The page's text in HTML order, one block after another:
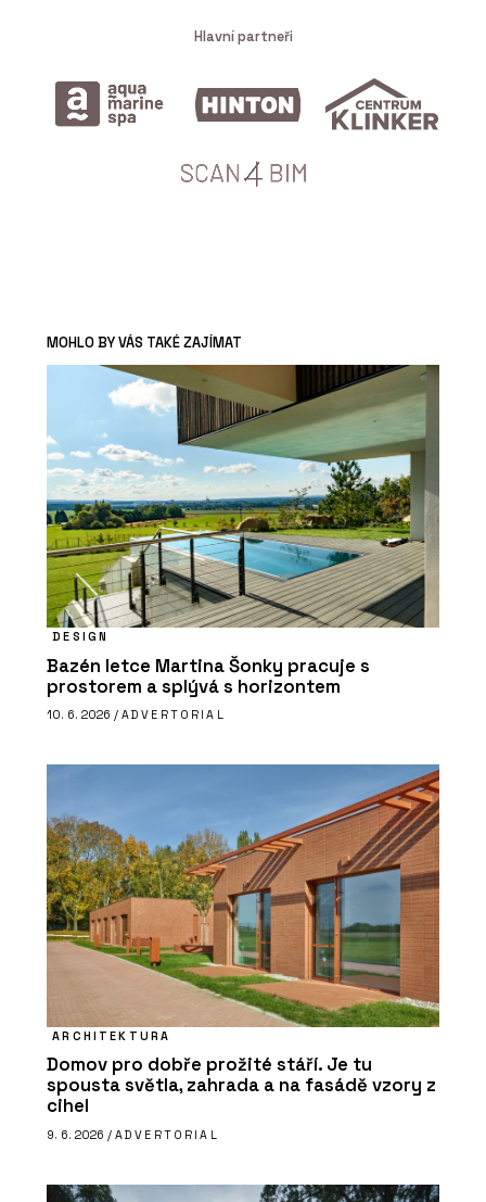
Hlavní partneři
MOHLO BY VÁS TAKÉ ZAJÍMAT
DESIGN
Bazén letce Martina Šonky pracuje s
prostorem a splývá s horizontem
10. 6. 2026 / ADVERTORIAL
ARCHITEKTURA
Domov pro dobře prožité stáří. Je tu
spousta světla, zahrada a na fasádě vzory z
cihel
9. 6. 2026 / ADVERTORIAL